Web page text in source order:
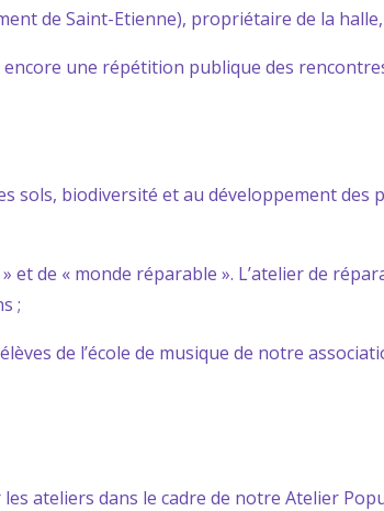
de Saint-Etienne), propriétaire de la
une répétition publique des
sols, biodiversité et au développement des
de « monde réparable ». L’atelier de
;
de l’école de musique de notre
ateliers dans le cadre de notre Atelier